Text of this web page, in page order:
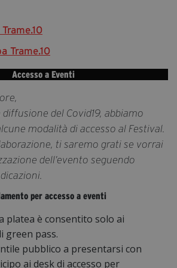
Trame
Civiche
Accesso a Eventi
del Covid19, abbiamo
modalità di accesso al Festival.
ti saremo grati se vorrai
dell’evento seguendo
per accesso a eventi
platea è consentito solo ai
green pass.
pubblico a presentarsi con
ai desk di accesso per
Trame.10